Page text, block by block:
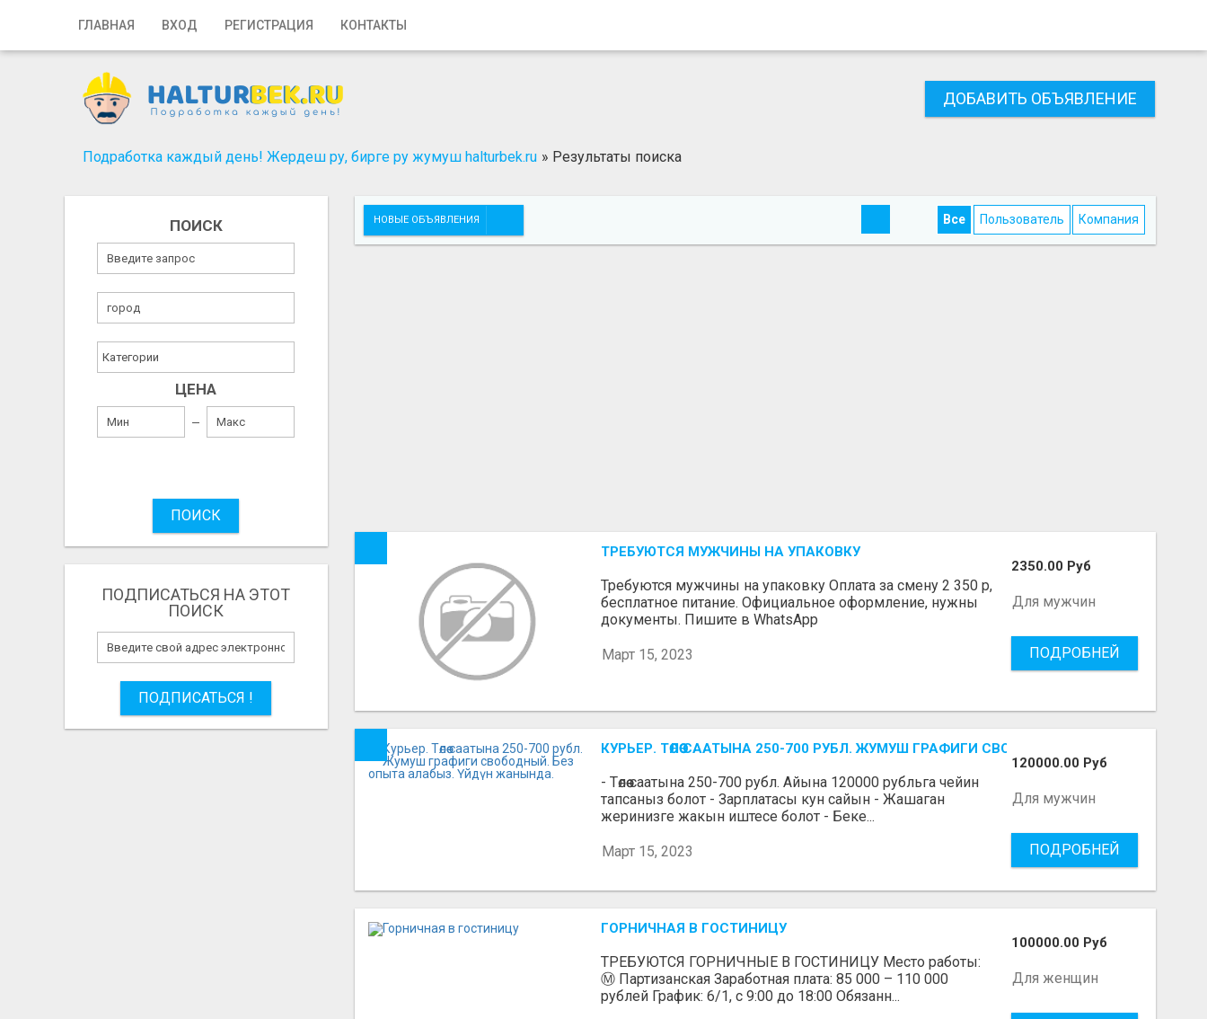
ГЛАВНАЯ ВХОД РЕГИСТРАЦИЯ КОНТАКТЫ
Регистрация ДОБАВИТЬ ОБЪЯВЛЕНИЕ
Подработка каждый день! Жердеш ру, бирге ру жумуш halturbek.ru » Результаты поиска
ПОИСК
ЦЕНА
ПОИСК
ПОДПИСАТЬСЯ НА ЭТОТ
ПОИСК
ПОДПИСАТЬСЯ !
НОВЫЕ ОБЪЯВЛЕНИЯ Все Пользователь Компания
ТРЕБУЮТСЯ МУЖЧИНЫ НА УПАКОВКУ
Требуются мужчины на упаковку Оплата за смену 2 350 р,
бесплатное питание. Официальное оформление, нужны
документы. Пишите в WhatsApp
Март 15, 2023
2350.00 Руб
Для мужчин
ПОДРОБНЕЙ
КУРЬЕР. ТӨЛӨӨ СААТЫНА 250-700 РУБЛ. ЖУМУШ ГРАФИГИ СВОБОДНЫЙ. БЕЗ ОПЫТА
- Төлөө саатына 250-700 рубл. Айына 120000 рубльга чейин
тапсаныз болот - Зарплатасы кун сайын - Жашаган
жеринизге жакын иштесе болот - Беке...
Март 15, 2023
120000.00 Руб
Для мужчин
ПОДРОБНЕЙ
ГОРНИЧНАЯ В ГОСТИНИЦУ
ТРЕБУЮТСЯ ГОРНИЧНЫЕ В ГОСТИНИЦУ Место работы:
Ⓜ️ Партизанская Заработная плата: 85 000 – 110 000
рублей График: 6/1, с 9:00 до 18:00 Обязанн...
100000.00 Руб
Для женщин